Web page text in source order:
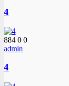
4
884 0 0
admin
4